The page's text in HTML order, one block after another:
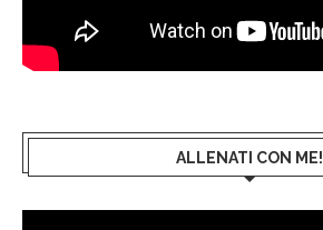
ALLENATI CON ME!